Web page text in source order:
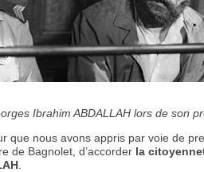
Ibrahim ABDALLAH lors de son
que nous avons appris par voie de
de Bagnolet, d’accorder la
.